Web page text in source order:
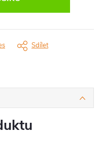
Sdílet